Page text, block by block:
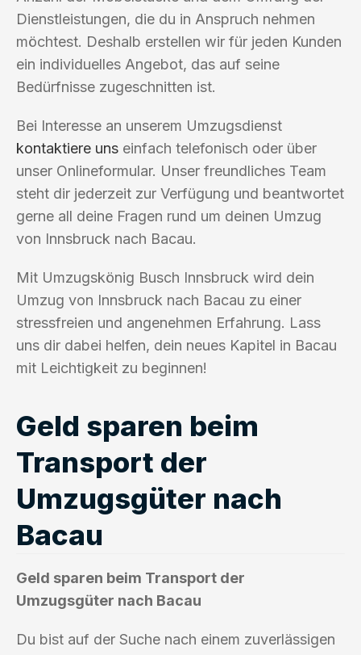
Dienstleistungen, die du in Anspruch nehmen
möchtest. Deshalb erstellen wir für jeden Kunden
ein individuelles Angebot, das auf seine
Bedürfnisse zugeschnitten ist.
Bei Interesse an unserem Umzugsdienst
kontaktiere uns einfach telefonisch oder über
unser Onlineformular. Unser freundliches Team
steht dir jederzeit zur Verfügung und beantwortet
gerne all deine Fragen rund um deinen Umzug
von Innsbruck nach Bacau.
Mit Umzugskönig Busch Innsbruck wird dein
Umzug von Innsbruck nach Bacau zu einer
stressfreien und angenehmen Erfahrung. Lass
uns dir dabei helfen, dein neues Kapitel in Bacau
mit Leichtigkeit zu beginnen!
Geld sparen beim
Transport der
Umzugsgüter nach
Bacau
Geld sparen beim Transport der
Umzugsgüter nach Bacau
Du bist auf der Suche nach einem zuverlässigen